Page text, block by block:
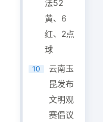
法52
黄、6
红、2点
球
10
云南玉
昆发布
文明观
赛倡议